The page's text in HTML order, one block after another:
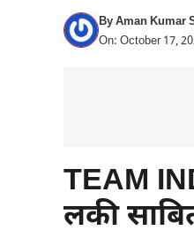
ByAman Kumar
On: October 17,
TEAM
लकी